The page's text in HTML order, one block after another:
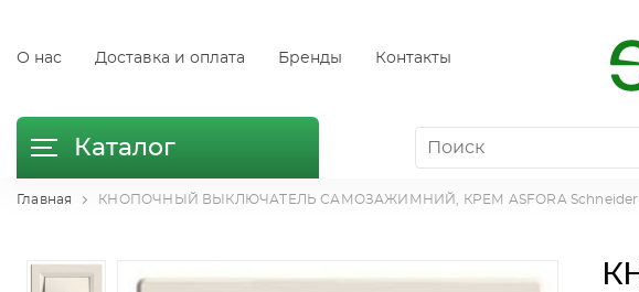
О нас Доставка и оплата Бренды Контакты
Каталог
Главная КНОПОЧНЫЙ ВЫКЛЮЧАТЕЛЬ САМОЗАЖИМНИЙ, КРЕМ ASFORA Schneider